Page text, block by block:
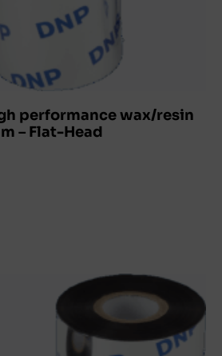
performance wax/resin
– Flat-Head